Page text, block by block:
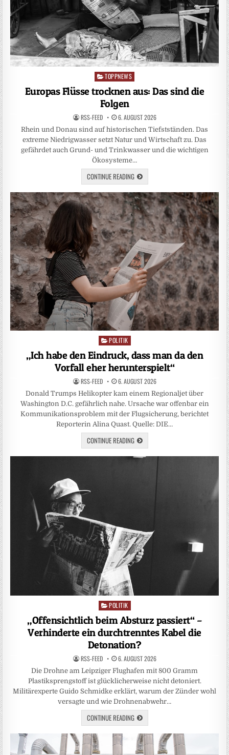
Posted
TOPPNEWS
Europas Flüsse trocknen aus: Das sind die
Folgen
RSS-FEED 6. AUGUST 2026
Rhein und Donau sind auf historischen Tiefstständen. Das
extreme Niedrigwasser setzt Natur und Wirtschaft zu. Das
gefährdet auch Grund- und Trinkwasser und die wichtigen
Ökosysteme…
CONTINUE READING
Posted
in
POLITIK
„Ich habe den Eindruck, dass man da den
Vorfall eher herunterspielt“
RSS-FEED 6. AUGUST 2026
Donald Trumps Helikopter kam einem Regionaljet über
Washington D.C. gefährlich nahe. Ursache war offenbar ein
Kommunikationsproblem mit der Flugsicherung, berichtet
Reporterin Alina Quast. Quelle: DIE…
CONTINUE READING
Posted
POLITIK
„Offensichtlich beim Absturz passiert“ –
Verhinderte ein durchtrenntes Kabel die
Detonation?
RSS-FEED 6. AUGUST 2026
Die Drohne am Leipziger Flughafen mit 800 Gramm
Plastiksprengstoff ist glücklicherweise nicht detoniert.
Militärexperte Guido Schmidke erklärt, warum der Zünder wohl
versagte und wie Drohnenabwehr…
CONTINUE READING